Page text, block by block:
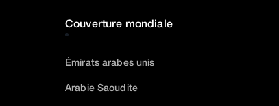
Couverture mondiale
Émirats arabes unis
Arabie Saoudite